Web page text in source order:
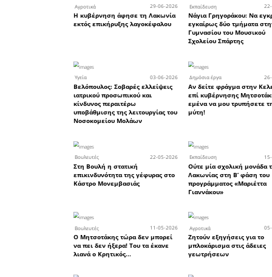
πολίτες
Με την
• το αν